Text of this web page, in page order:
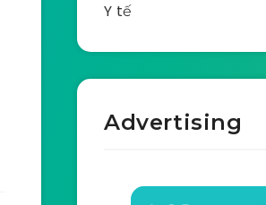
Y tế
Advertising